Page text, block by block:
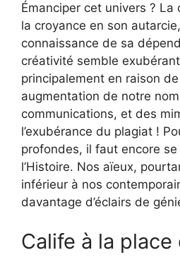
Émanciper cet univers ?
la croyance en son
connaissance de sa
créativité semble
principalement en raison de
augmentation de notre
communications, et des
l’exubérance du plagiat !
profondes, il faut encore
l’Histoire. Nos aïeux,
inférieur à nos
davantage d’éclairs de
Calife à la place